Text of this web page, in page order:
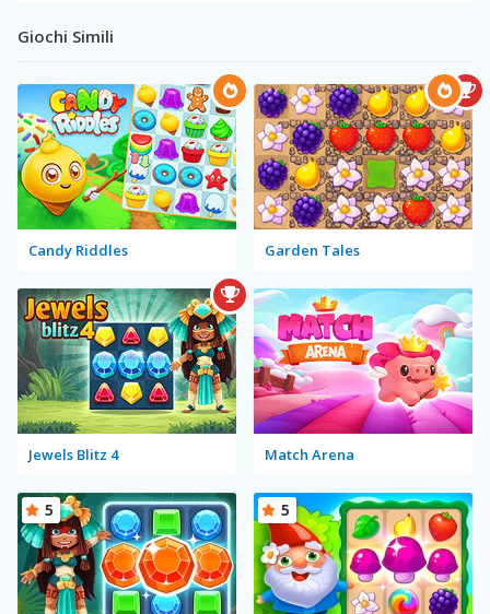
Giochi Simili
Candy Riddles Garden Tales
Jewels Blitz 4 Match Arena
5 5